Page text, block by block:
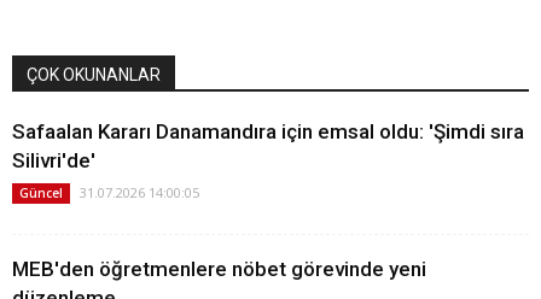
ÇOK OKUNANLAR
Safaalan Kararı Danamandıra için emsal oldu: 'Şimdi sıra
Silivri'de'
Güncel 31.07.2026 14:00:05
MEB'den öğretmenlere nöbet görevinde yeni